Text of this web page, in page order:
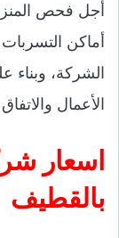
أجل فحص
أماكن التسربات
الشركة، وبناء
الأعمال
اسعار
بالقطيف